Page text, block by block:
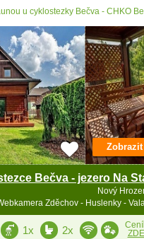
u cyklostezky Bečva - CHKO
Bečva - jezero Na
Nový
Zděchov - Huslenky -
1x 2x
ZDE